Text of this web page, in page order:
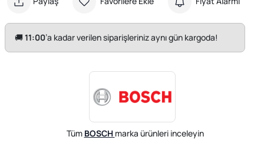
🚚11:00’a kadar verilen siparişleriniz aynı gün kargoda!
Tüm BOSCH marka ürünleri inceleyin